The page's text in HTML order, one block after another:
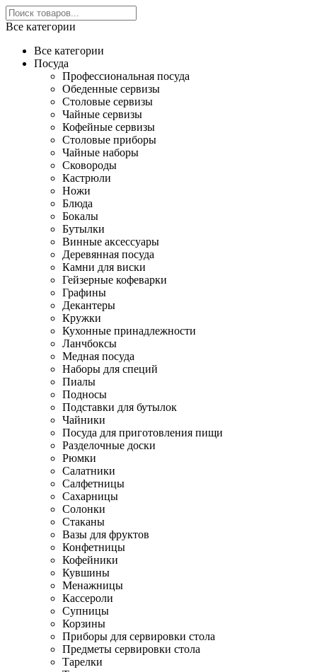
Все категории
Все категории
Посуда
Профессиональная посуда
Обеденные сервизы
Столовые сервизы
Чайные сервизы
Кофейные сервизы
Столовые приборы
Чайные наборы
Сковороды
Кастрюли
Ножи
Блюда
Бокалы
Бутылки
Винные аксессуары
Деревянная посуда
Камни для виски
Гейзерные кофеварки
Графины
Декантеры
Кружки
Кухонные принадлежности
Ланчбоксы
Медная посуда
Наборы для специй
Пиалы
Подносы
Подставки для бутылок
Чайники
Посуда для приготовления пищи
Разделочные доски
Рюмки
Салатники
Салфетницы
Сахарницы
Солонки
Стаканы
Вазы для фруктов
Конфетницы
Кофейники
Кувшины
Менажницы
Кассероли
Супницы
Корзины
Приборы для сервировки стола
Предметы сервировки стола
Тарелки